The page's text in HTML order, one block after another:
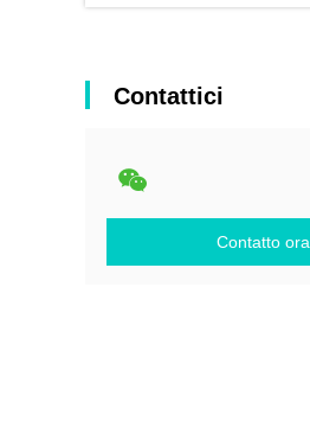
Contattici
Contatto ora